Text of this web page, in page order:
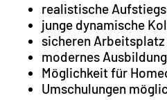
realistische
junge dynamische
sicheren
modernes
Möglichkeit für
Umschulungen